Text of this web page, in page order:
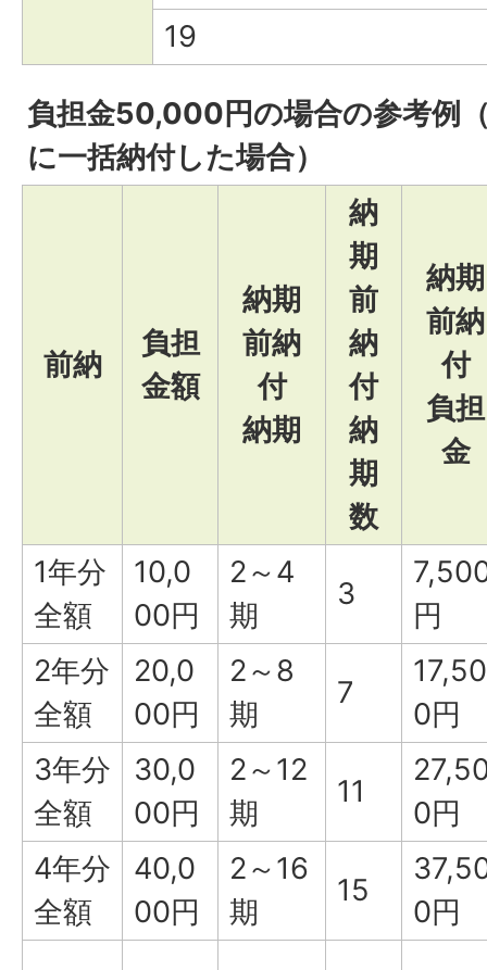
19
負担金50,000円の場合の参考例
に一括納付した場合）
前納
負担
金額
納期
前納
付
納期
納
期
前
納
付
納
期
数
納期
前納
付
負担
金
1年分
全額
10,0
00円
2～4
期
3
円
2年分
全額
20,0
00円
2～8
期
7
17,50
0円
3年分
全額
30,0
00円
2～12
期
11
0円
4年分
全額
40,0
00円
2～16
期
15
0円